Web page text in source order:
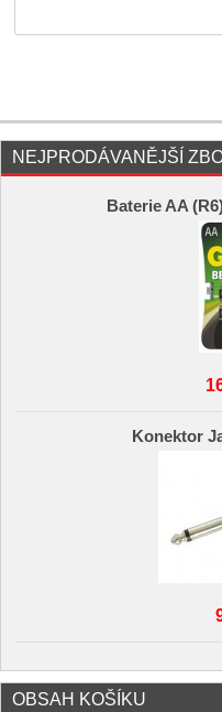
NEJPRODÁVANĚJŠÍ
Baterie AA
Konektor
OBSAH KOŠÍKU